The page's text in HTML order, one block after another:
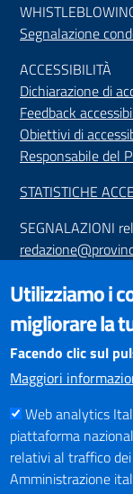
Segnalazione
ACCESSIBILITÀ
Dichiarazione di
Feedback
Obiettivi di
Responsabile del
STATISTICHE
SEGNALAZIONI
Il sito internet
essere
browser non
dei contenuti.
PAGAMENTI
Utilizziamo i
migliorare la
Facendo clic sul
Maggiori
Web analytics
piattaforma
relativi al traffico
Amministrazione